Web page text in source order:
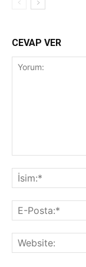
CEVAP VER